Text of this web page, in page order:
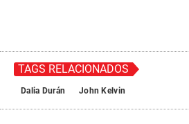
TAGS RELACIONADOS
Dalia Durán John Kelvin